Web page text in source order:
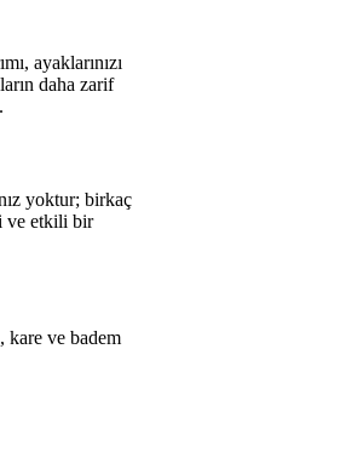
ayaklarınızı
daha zarif
yoktur; birkaç
ve etkili bir
kare ve badem